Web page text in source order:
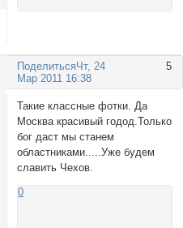
Поделиться 5
Чт, 24
Мар 2011 16:38
Такие классные фотки. Да
Москва красивый годод.Только
бог даст мы станем
областниками.....Уже будем
славить Чехов.
0